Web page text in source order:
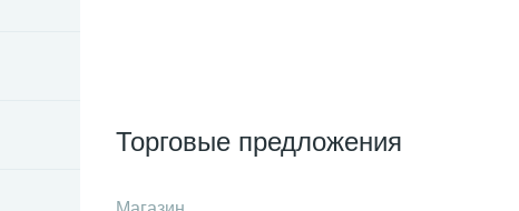
Торговые предложения